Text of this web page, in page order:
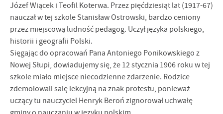
Józef Wiącek i Teofil Koterwa. Przez pięćdziesiąt lat (1917-67)
nauczał w tej szkole Stanisław Ostrowski, bardzo ceniony
przez miejscową ludność pedagog. Uczył języka polskiego,
historii i geografii Polski.
Sięgając do opracowań Pana Antoniego Ponikowskiego z
Nowej Słupi, do­wiadujemy się, że 12 stycznia 1906 roku w tej
szkole miało miejsce niecodzienne zdarzenie. Rodzice
zdemolowali salę lekcyjną na znak protestu, ponieważ
uczący tu nauczyciel Henryk Beroń zignorował uchwałę